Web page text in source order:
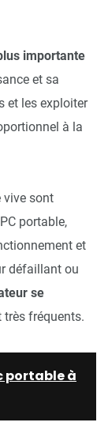
importante
et sa
et les exploiter
à la
vive sont
portable,
et
défaillant ou
se
très fréquents.
portable à